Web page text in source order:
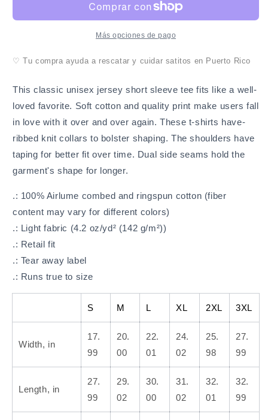
-
Gato
Esteriliza
estrella
-
Camiseta
Gato
Esteriliza
Más opciones de pago
♡ Tu compra ayuda a rescatar y cuidar satitos en Puerto Rico
This classic unisex jersey short sleeve tee fits like a well-
loved favorite. Soft cotton and quality print make users fall
in love with it over and over again. These t-shirts have-
ribbed knit collars to bolster shaping. The shoulders have
taping for better fit over time. Dual side seams hold the
garment's shape for longer.
.: 100% Airlume combed and ringspun cotton (fiber
content may vary for different colors)
.: Light fabric (4.2 oz/yd² (142 g/m²))
.: Retail fit
.: Tear away label
.: Runs true to size
S M L XL 2XL 3XL
Width, in
17.
99
20.
00
22.
01
24.
02
25.
98
27.
99
Length, in
27.
99
29.
02
30.
00
31.
02
32.
01
32.
99